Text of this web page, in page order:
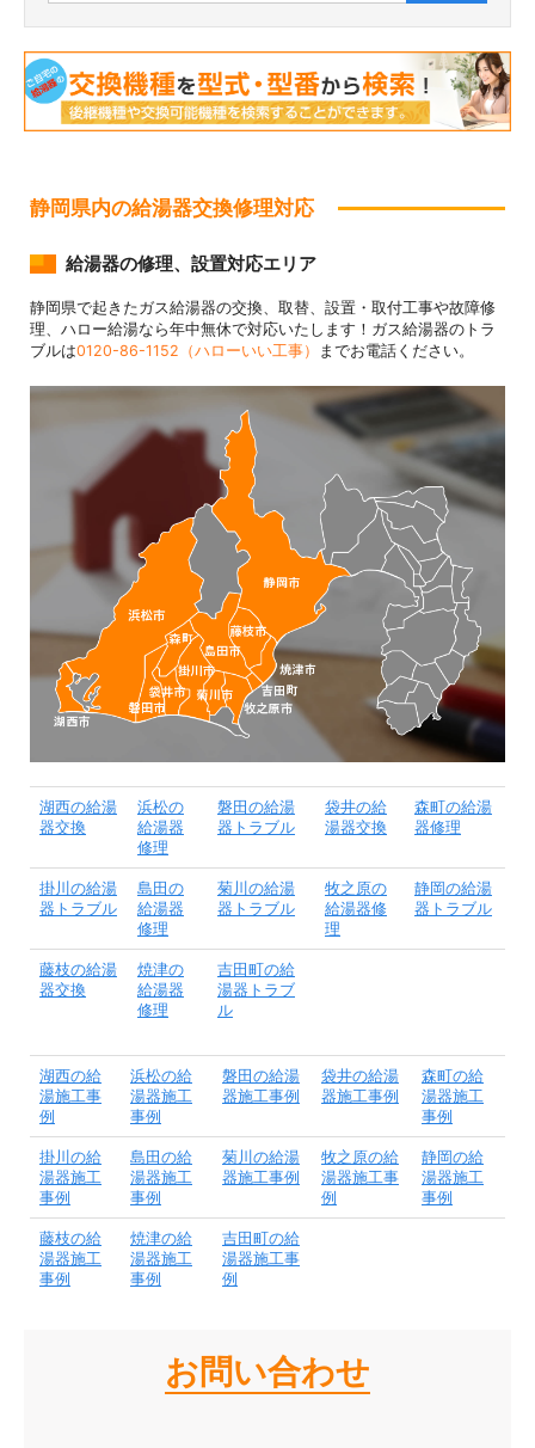
静岡県内の給湯器交換修理対応
給湯器の修理、設置対応エリア
静岡県で起きたガス給湯器の交換、取替、設置・取付工事や故障修
理、ハロー給湯なら年中無休で対応いたします！ガス給湯器のトラ
ブルは0120-86-1152（ハローいい工事） までお電話ください。
湖西の給湯
器交換
浜松の
給湯器
修理
磐田の給湯
器トラブル
袋井の給
湯器交換
森町の給湯
器修理
掛川の給湯
器トラブル
島田の
給湯器
修理
菊川の給湯
器トラブル
牧之原の
給湯器修
理
静岡の給湯
器トラブル
藤枝の給湯
器交換
焼津の
給湯器
修理
吉田町の給
湯器トラブ
ル
湖西の給
湯施工事
例
浜松の給
湯器施工
事例
磐田の給湯
器施工事例
袋井の給湯
器施工事例
森町の給
湯器施工
事例
掛川の給
湯器施工
事例
島田の給
湯器施工
事例
菊川の給湯
器施工事例
牧之原の給
湯器施工事
例
静岡の給
湯器施工
事例
藤枝の給
湯器施工
事例
焼津の給
湯器施工
事例
吉田町の給
湯器施工事
例
お問い合わせ